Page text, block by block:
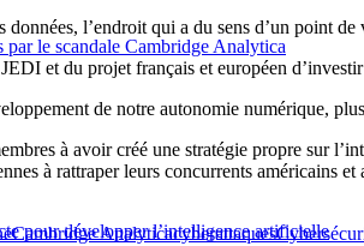
par le scandale Cambridge Analytica
l’endroit qui a du sens d’un point
et du projet français et européen
de notre autonomie numérique,
à avoir créé une stratégie propre sur
à rattraper leurs concurrents américains et
pour développer l’intelligence artificielle
Cambridge Analyticacyberattaques